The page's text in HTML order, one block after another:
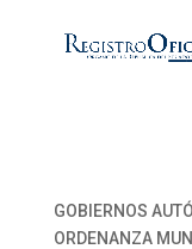
GOBIERNOS
ORDENANZA